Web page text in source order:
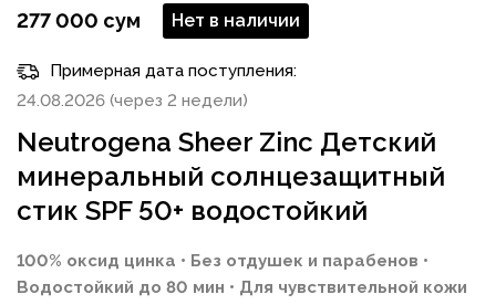
277 000 сум Нет в наличии
Примерная дата поступления:
24.08.2026 (через 2 недели)
Neutrogena Sheer Zinc Детский
минеральный солнцезащитный
стик SPF 50+ водостойкий
100% оксид цинка • Без отдушек и парабенов •
Водостойкий до 80 мин • Для чувствительной кожи